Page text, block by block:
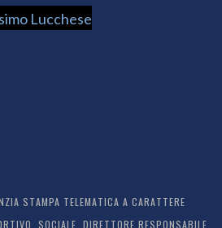
STAMPA TELEMATICA A CARATTERE
SOCIALE. DIRETTORE RESPONSABILE